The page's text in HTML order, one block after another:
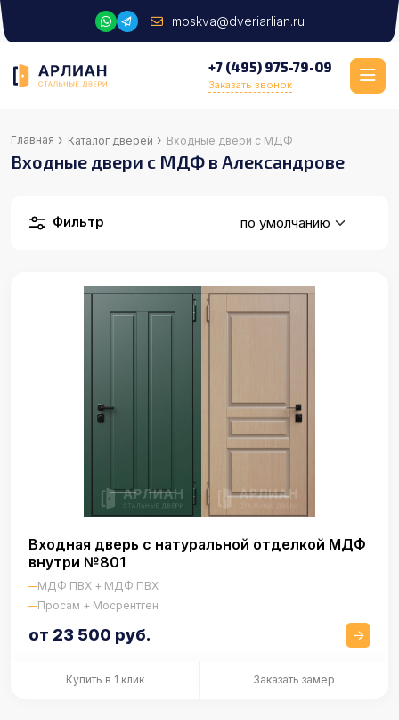
moskva@dveriarlian.ru
+7 (495) 975-79-09
Заказать звонок
Главная › Каталог дверей › Входные двери с МДФ
Входные двери с МДФ в Александрове
Фильтр
Входная дверь с натуральной отделкой МДФ
внутри №801
МДФ ПВХ + МДФ ПВХ
Просам + Мосрентген
от 23 500 руб.
Купить в 1 клик Заказать замер